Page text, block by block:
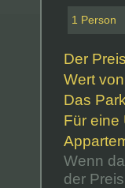
1 Person
Der
Wert
Das
Für eine
Wenn
der